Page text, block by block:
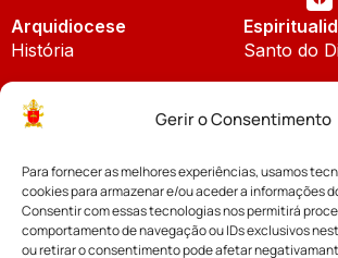
Gerir o Consentimento
Para fornecer as melhores experiências, usamos
cookies para armazenar e/ou aceder a informações
Consentir com essas tecnologias nos permitirá
comportamento de navegação ou IDs exclusivos
ou retirar o consentimento pode afetar
Arquidiocese
História
Padroeira
Santo do
Notícias
Notícias da Arquidiocese
Notícias Cáritas
Cúria
Fundo